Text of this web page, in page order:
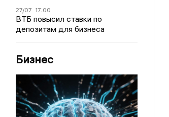
27/07 17:00
ВТБ повысил ставки по
депозитам для бизнеса
Бизнес